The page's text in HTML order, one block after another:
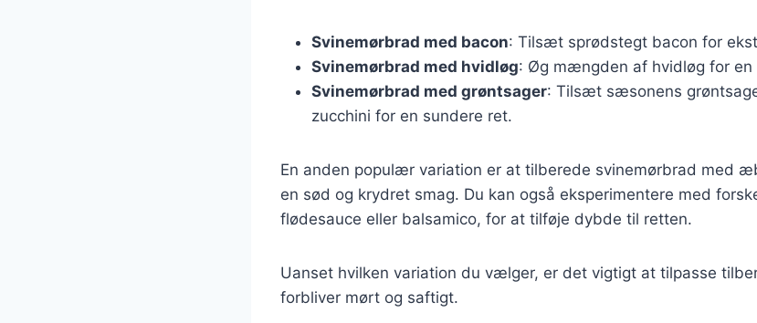
Svinemørbrad med bacon: Tilsæt sprødstegt bacon for
Svinemørbrad med hvidløg: Øg mængden af hvidløg for en
Svinemørbrad med grøntsager: Tilsæt sæsonens
zucchini for en sundere ret.
En anden populær variation er at tilberede svinemørbrad med
en sød og krydret smag. Du kan også eksperimentere med
flødesauce eller balsamico, for at tilføje dybde til retten.
Uanset hvilken variation du vælger, er det vigtigt at tilpasse
forbliver mørt og saftigt.